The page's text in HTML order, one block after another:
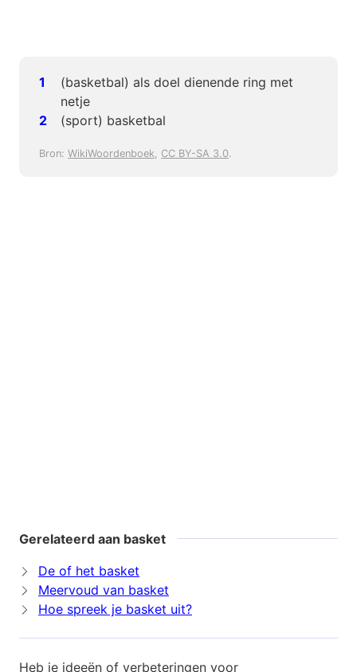
(basketbal) als doel dienende ring met
netje
(sport) basketbal
Bron: WikiWoordenboek, CC BY-SA 3.0.
Gerelateerd aan basket
De of het basket
Meervoud van basket
Hoe spreek je basket uit?
Heb je ideeën of verbeteringen voor